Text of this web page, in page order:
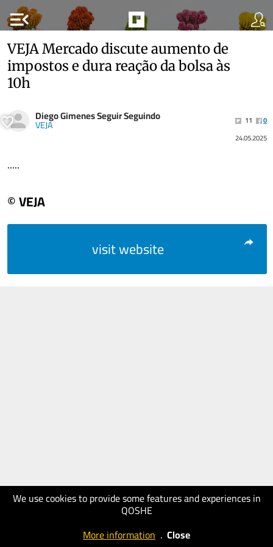
menu_open
We use cookies to provide some features and experiences in
QOSHE
More information . Close
VEJA Mercado discute aumento de
impostos e dura reação da bolsa às
10h
Diego Gimenes Seguir Seguindo
VEJA 11
0
24.05.2025
.....
© VEJA
visit website